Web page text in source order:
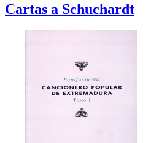
Cartas a Schuchardt